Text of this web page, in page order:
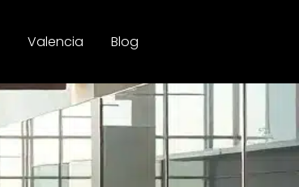
Valencia Blog